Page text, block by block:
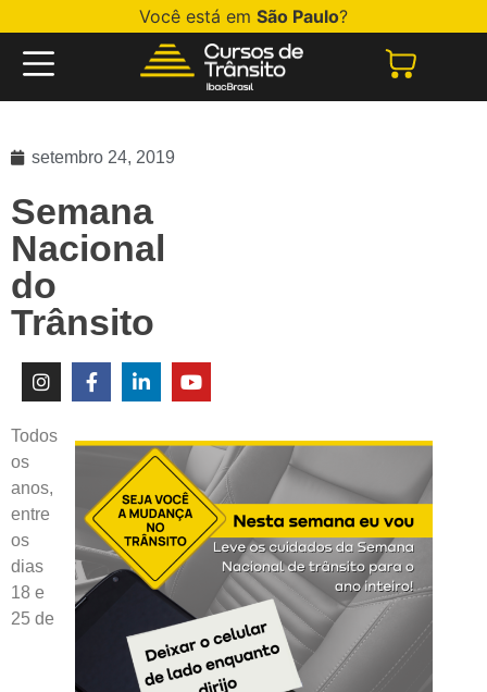
Você está em São Paulo?
setembro 24, 2019
Semana
Nacional
do
Trânsito
Todos
os
anos,
entre
os
dias
18 e
25 de